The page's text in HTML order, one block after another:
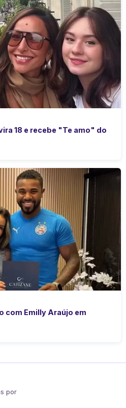
18 e recebe "Te amo" do
com Emilly Araújo em
por